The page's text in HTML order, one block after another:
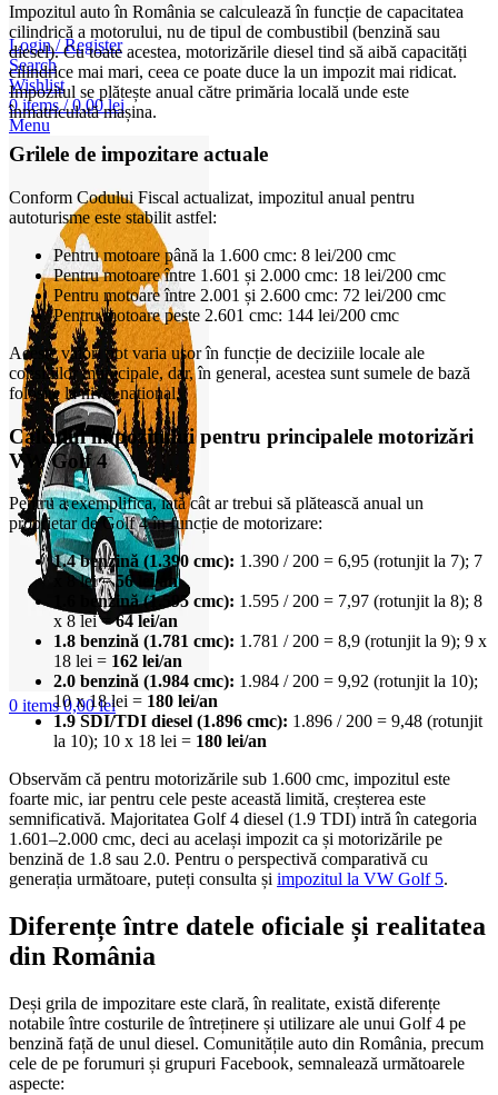
Login / Register
Search
Wishlist
0items / 0,00lei
Menu
0 items 0,00lei
Impozitul auto în România se calculează în funcție de capacitatea
cilindrică a motorului, nu de tipul de combustibil (benzină sau
diesel). Cu toate acestea, motorizările diesel tind să aibă capacități
cilindrice mai mari, ceea ce poate duce la un impozit mai ridicat.
Impozitul se plătește anual către primăria locală unde este
înmatriculată mașina.
Grilele de impozitare actuale
Conform Codului Fiscal actualizat, impozitul anual pentru
autoturisme este stabilit astfel:
Pentru motoare până la 1.600 cmc: 8 lei/200 cmc
Pentru motoare între 1.601 și 2.000 cmc: 18 lei/200 cmc
Pentru motoare între 2.001 și 2.600 cmc: 72 lei/200 cmc
Pentru motoare peste 2.601 cmc: 144 lei/200 cmc
Aceste valori pot varia ușor în funcție de deciziile locale ale
consiliilor municipale, dar, în general, acestea sunt sumele de bază
folosite la nivel național.
Calculul impozitului pentru principalele motorizări
VW Golf 4
Pentru a exemplifica, iată cât ar trebui să plătească anual un
proprietar de Golf 4 în funcție de motorizare:
1.4 benzină (1.390 cmc): 1.390 / 200 = 6,95 (rotunjit la 7); 7
x 8 lei =56 lei/an
1.6 benzină (1.595 cmc): 1.595 / 200 = 7,97 (rotunjit la 8); 8
x 8 lei =64 lei/an
1.8 benzină (1.781 cmc): 1.781 / 200 = 8,9 (rotunjit la 9); 9 x
18 lei = 162 lei/an
2.0 benzină (1.984 cmc): 1.984 / 200 = 9,92 (rotunjit la 10);
10 x 18 lei = 180 lei/an
1.9 SDI/TDI diesel (1.896 cmc): 1.896 / 200 = 9,48 (rotunjit
la 10); 10 x 18 lei = 180 lei/an
Observăm că pentru motorizările sub 1.600 cmc, impozitul este
foarte mic, iar pentru cele peste această limită, creșterea este
semnificativă. Majoritatea Golf 4 diesel (1.9 TDI) intră în categoria
1.601–2.000 cmc, deci au același impozit ca și motorizările pe
benzină de 1.8 sau 2.0. Pentru o perspectivă comparativă cu
generația următoare, puteți consulta și impozitul la VW Golf 5.
Diferențe între datele oficiale și realitatea
din România
Deși grila de impozitare este clară, în realitate, există diferențe
notabile între costurile de întreținere și utilizare ale unui Golf 4 pe
benzină față de unul diesel. Comunitățile auto din România, precum
cele de pe forumuri și grupuri Facebook, semnalează următoarele
aspecte: